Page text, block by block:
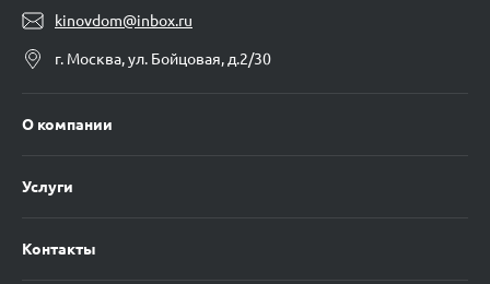
kinovdom@inbox.ru
г. Москва, ул. Бойцовая, д.2/30
О компании
Услуги
Контакты